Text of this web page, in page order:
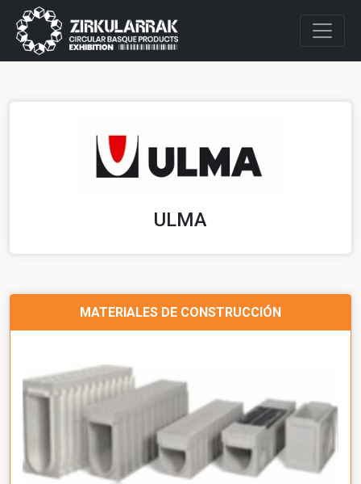
ULMA
MATERIALES DE CONSTRUCCIÓN